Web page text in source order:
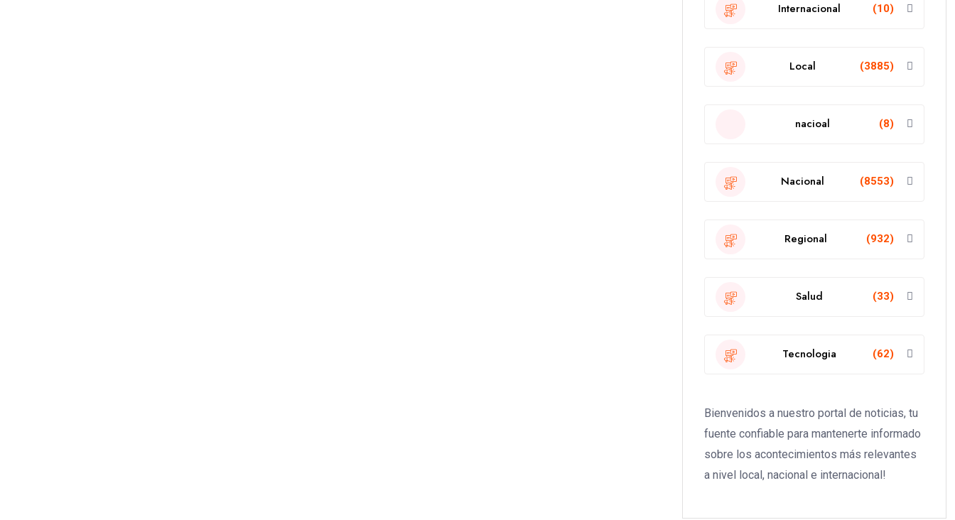
Internacional (10)
Local (3885)
nacioal (8)
Nacional (8553)
Regional (932)
Salud (33)
Tecnologia (62)
Bienvenidos a nuestro portal de noticias, tu
fuente confiable para mantenerte informado
sobre los acontecimientos más relevantes
a nivel local, nacional e internacional!